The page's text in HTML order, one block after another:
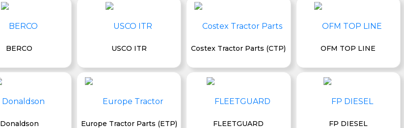
BERCO USCO ITR Costex Tractor Parts (CTP) OFM TOP LINE
Donaldson Europe Tractor Parts (ETP) FLEETGUARD FP DIESEL